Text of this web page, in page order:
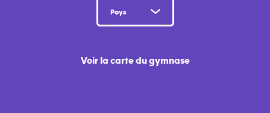
Pays
Voir la carte du gymnase